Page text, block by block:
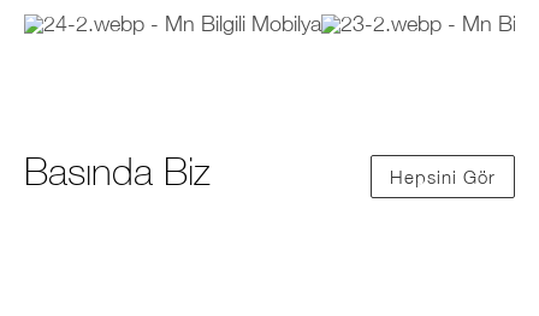
Basında Biz Hepsini Gör